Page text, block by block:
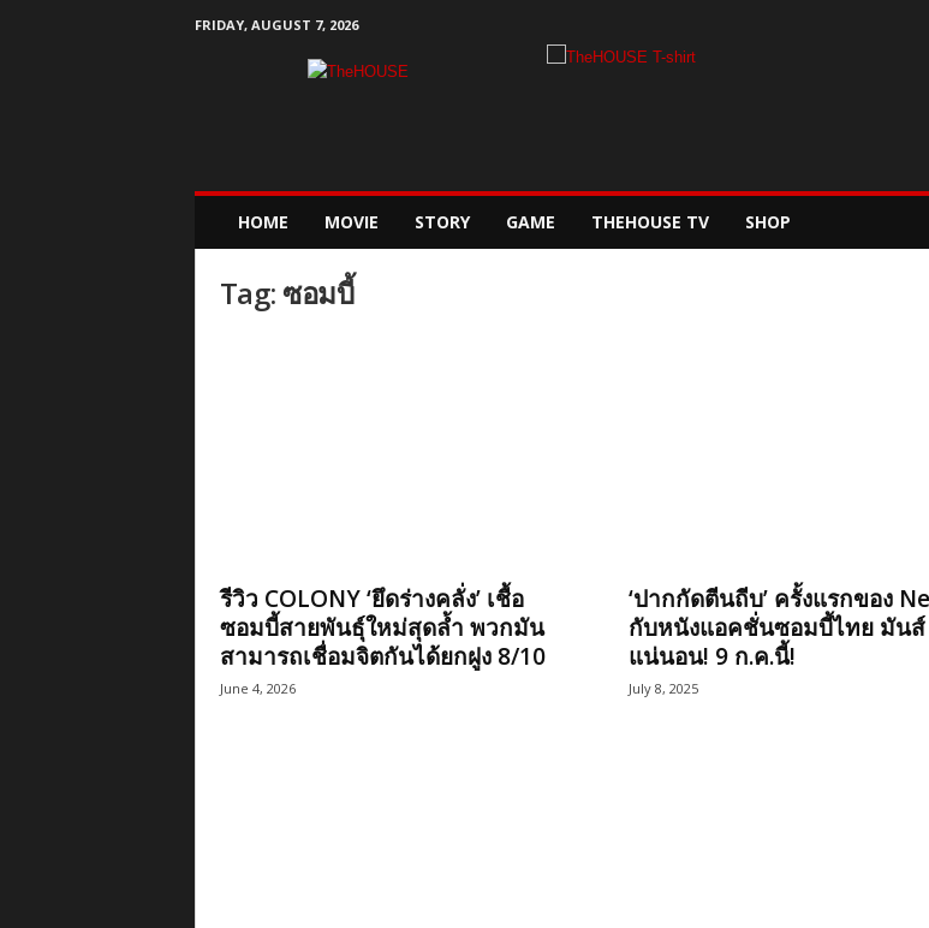
FRIDAY, AUGUST 7, 2026
HOME MOVIE STORY GAME THEHOUSE TV SHOP
Tag: ซอมบี้
รีวิว COLONY ‘ยึดร่างคลั่ง’ เชื้อ
ซอมบี้สายพันธุ์ใหม่สุดล้ำ พวกมัน
สามารถเชื่อมจิตกันได้ยกฝูง 8/10
June 4, 2026
‘ปากกัดตีนถีบ’ ครั้งแรกของ
กับหนังแอคชั่นซอมบี้ไทย มันส์
แน่นอน! 9 ก.ค.นี้!
July 8, 2025